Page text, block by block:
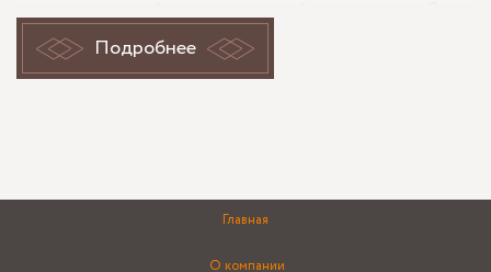
такого формата, как фацетное панно из состаренных
зеркал, задача чаще всего не сводится к простому
заполнению стены: оно меняет пропорции помещения,
геометрия мебели и сценарии освещения обычно
требовательны к точности.
Подробнее
Главная
О компании